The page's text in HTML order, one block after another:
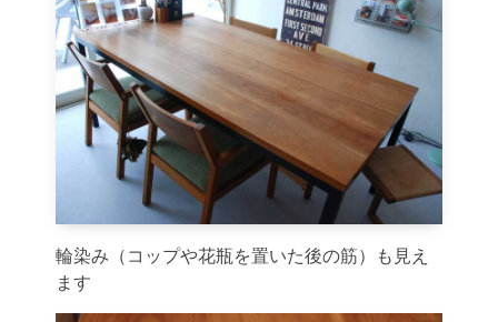
輪染み（コップや花瓶を置いた後の筋）も見え
ます